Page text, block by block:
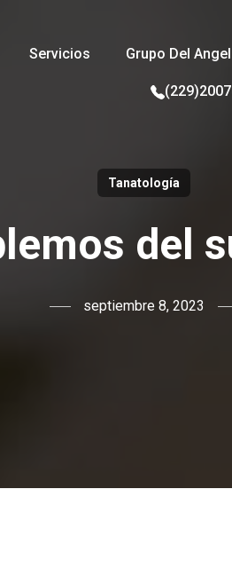
Servicios Grupo Del Angel
Tanatología
del
septiembre 8, 2023